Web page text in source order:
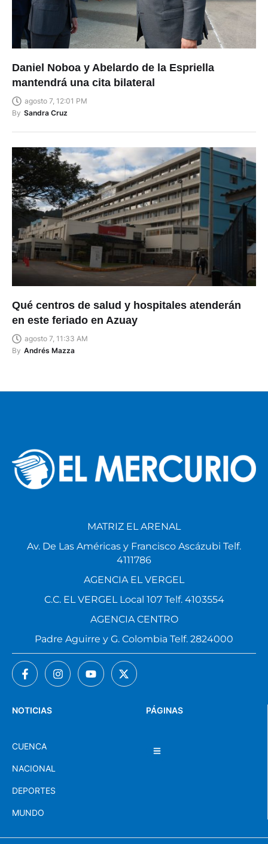
Daniel Noboa y Abelardo de la Espriella
mantendrá una cita bilateral
agosto 7, 12:01 PM
By Sandra Cruz
Qué centros de salud y hospitales atenderán
en este feriado en Azuay
agosto 7, 11:33 AM
By Andrés Mazza
PÁGINAS
NOTICIAS
CUENCA
NACIONAL
DEPORTES
MUNDO
MATRIZ EL ARENAL
Av. De Las Américas y Francisco Ascázubi Telf.
4111786
AGENCIA EL VERGEL
C.C. EL VERGEL Local 107 Telf. 4103554
AGENCIA CENTRO
Padre Aguirre y G. Colombia Telf. 2824000